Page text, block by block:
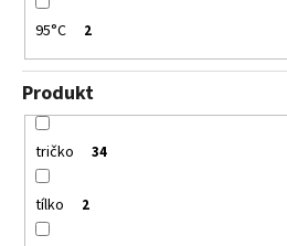
95°C 2
Produkt
tričko 34
tílko 2